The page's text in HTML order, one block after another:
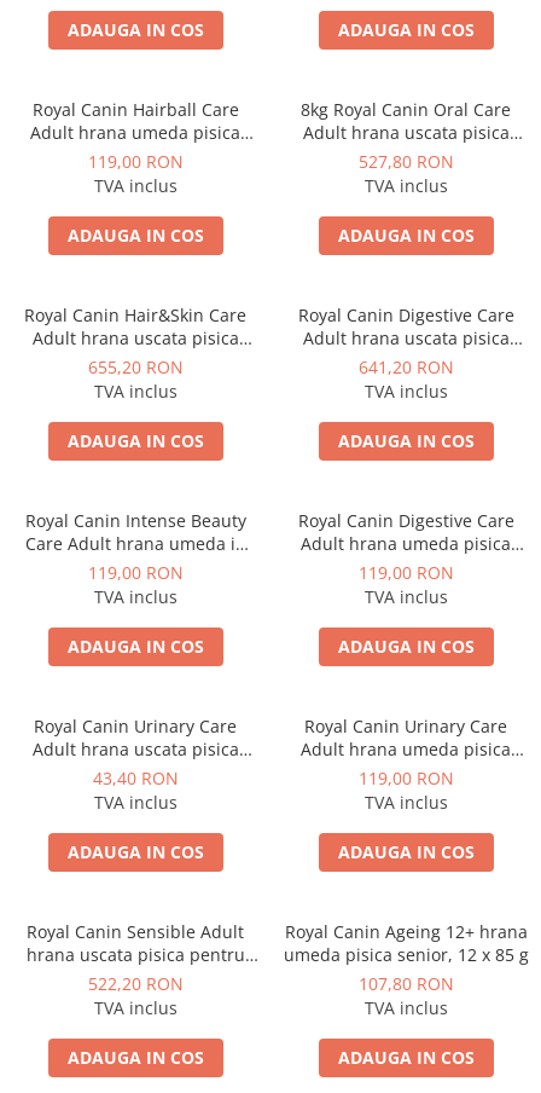
ADAUGA IN COS ADAUGA IN COS
Royal Canin Hairball Care
Adult hrana umeda pisica
pentru controlul ghemurilor
de blana, 12 x 85 g
119,00 RON
TVA inclus
ADAUGA IN COS
8kg Royal Canin Oral Care
Adult hrana uscata pisica
pentru reducerea formarii
tartrului
527,80 RON
TVA inclus
ADAUGA IN COS
Royal Canin Hair&Skin Care
Adult hrana uscata pisica
pentru piele si blana, 10 kg
655,20 RON
TVA inclus
ADAUGA IN COS
Royal Canin Digestive Care
Adult hrana uscata pisica
pentru confort digestiv, 10 kg
641,20 RON
TVA inclus
ADAUGA IN COS
Royal Canin Intense Beauty
Care Adult hrana umeda in
aspic pisica pentru piele si
blana sanatoase, 12 x 85 g
119,00 RON
TVA inclus
ADAUGA IN COS
Royal Canin Digestive Care
Adult hrana umeda pisica
pentru confort digestiv, 12 x
85 g
119,00 RON
TVA inclus
ADAUGA IN COS
Royal Canin Urinary Care
Adult hrana uscata pisica
pentru sanatatea tractului
urinar, 400 g
43,40 RON
TVA inclus
ADAUGA IN COS
Royal Canin Urinary Care
Adult hrana umeda pisica
pentru sanatatea tractului
urinar, 12 x 85 g
119,00 RON
TVA inclus
ADAUGA IN COS
Royal Canin Sensible Adult
hrana uscata pisica pentru
digestie optima, 10 Kg
522,20 RON
TVA inclus
ADAUGA IN COS
Royal Canin Ageing 12+ hrana
umeda pisica senior, 12 x 85 g
107,80 RON
TVA inclus
ADAUGA IN COS